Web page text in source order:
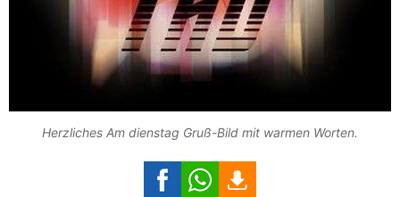
Herzliches Am dienstag Gruß-Bild mit warmen Worten.